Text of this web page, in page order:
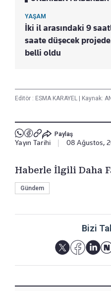
YAŞAM
İki il arasındaki 9
saate düşecek
belli oldu
Editör : ESMA KARAYEL Kaynak:
Paylaş
Yayın Tarihi 08 Ağustos,
Haberle İlgili Daha
Gündem
Bizi